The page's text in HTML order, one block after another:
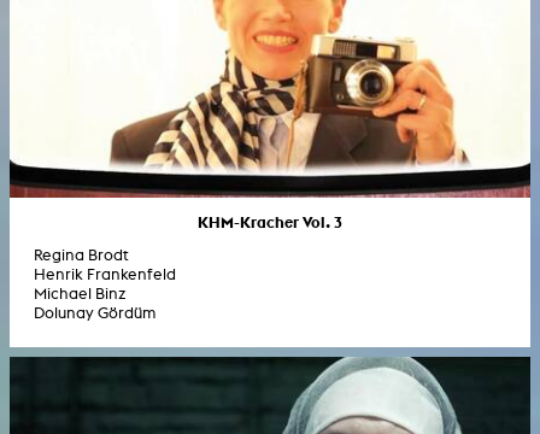
KHM-Kracher Vol. 3
Regina Brodt
Henrik Frankenfeld
Michael Binz
Dolunay Gördüm